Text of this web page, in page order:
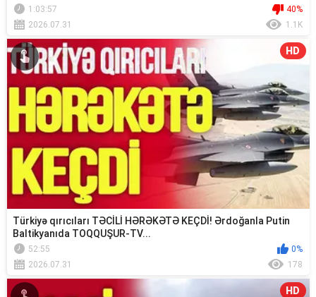
1:03:57
40%
2026.07.31
1.1K
HD
Türkiyə qırıcıları TƏCİLİ HƏRƏKƏTƏ KEÇDİ! Ərdoğanla Putin
Baltikyanıda TOQQUŞUR-TV...
52:55
0%
2026.07.31
178
HD